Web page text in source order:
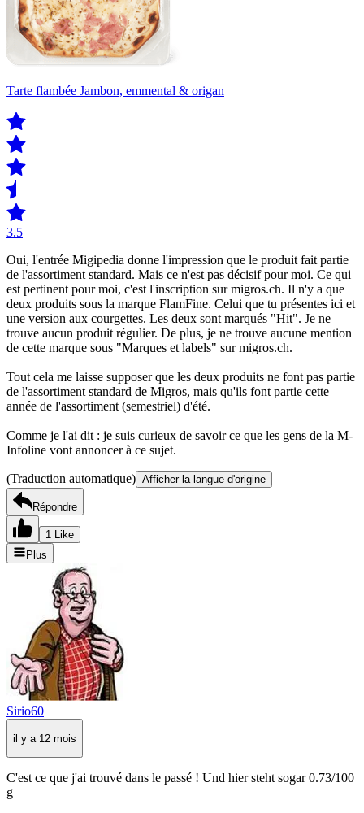
Tarte flambée Jambon, emmental & origan
3.5
Oui, l'entrée Migipedia donne l'impression que le produit fait partie
de l'assortiment standard. Mais ce n'est pas décisif pour moi. Ce qui
est pertinent pour moi, c'est l'inscription sur migros.ch. Il n'y a que
deux produits sous la marque FlamFine. Celui que tu présentes ici et
une version aux courgettes. Les deux sont marqués "Hit". Je ne
trouve aucun produit régulier. De plus, je ne trouve aucune mention
de cette marque sous "Marques et labels" sur migros.ch.
Tout cela me laisse supposer que les deux produits ne font pas partie
de l'assortiment standard de Migros, mais qu'ils font partie cette
année de l'assortiment (semestriel) d'été.
Comme je l'ai dit : je suis curieux de savoir ce que les gens de la M-
Infoline vont annoncer à ce sujet.
(Traduction automatique) Afficher la langue d'origine
Répondre
1 Like
Plus
Sirio60
il y a 12 mois
C'est ce que j'ai trouvé dans le passé ! Und hier steht sogar 0.73/100
g